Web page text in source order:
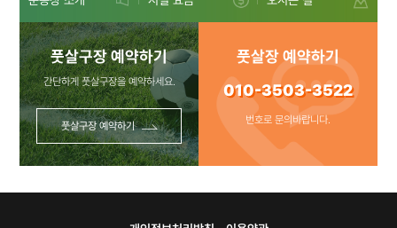
3503-3522
풋살구장 예약하기
간단하게 풋살구장을 예약하세요.
풋살구장 예약하기
풋살장 예약하기
010-3503-3522
번호로 문의바랍니다.